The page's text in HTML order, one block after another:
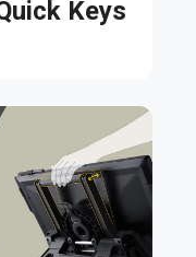
Keys